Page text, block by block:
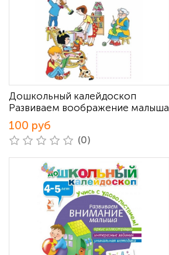
Дошкольный калейдоскоп
Развиваем воображение малыша
100 руб
(0)